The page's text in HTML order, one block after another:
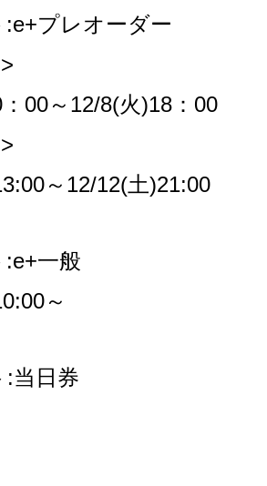
プレオーダー
00～12/8(火)18：00
～12/12(土)21:00
一般
～
:当日券